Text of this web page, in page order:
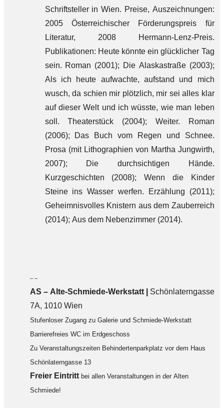
Schriftsteller in Wien. Preise, Auszeichnungen:
2005 Österreichischer Förderungspreis für
Literatur, 2008 Hermann-Lenz-Preis.
Publikationen: Heute könnte ein glücklicher Tag
sein. Roman (2001); Die Alaskastraße (2003);
Als ich heute aufwachte, aufstand und mich
wusch, da schien mir plötzlich, mir sei alles klar
auf dieser Welt und ich wüsste, wie man leben
soll. Theaterstück (2004); Weiter. Roman
(2006); Das Buch vom Regen und Schnee.
Prosa (mit Lithographien von Martha Jungwirth,
2007); Die durchsichtigen Hände.
Kurzgeschichten (2008); Wenn die Kinder
Steine ins Wasser werfen. Erzählung (2011);
Geheimnisvolles Knistern aus dem Zauberreich
(2014); Aus dem Nebenzimmer (2014).
– –
AS – Alte-Schmiede-Werkstatt | Schönlaterngasse
7A, 1010 Wien
Stufenloser Zugang zu Galerie und Schmiede-Werkstatt
Barrierefreies WC im Erdgeschoss
Zu Veranstaltungszeiten Behindertenparkplatz vor dem Haus
Schönlaterngasse 13
Freier Eintritt bei allen Veranstaltungen in der Alten
Schmiede!